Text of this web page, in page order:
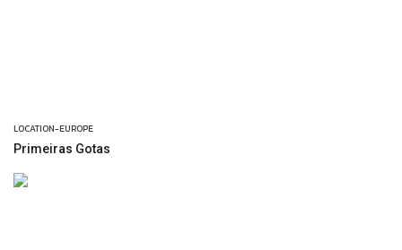
LOCATION-EUROPE
Primeiras Gotas